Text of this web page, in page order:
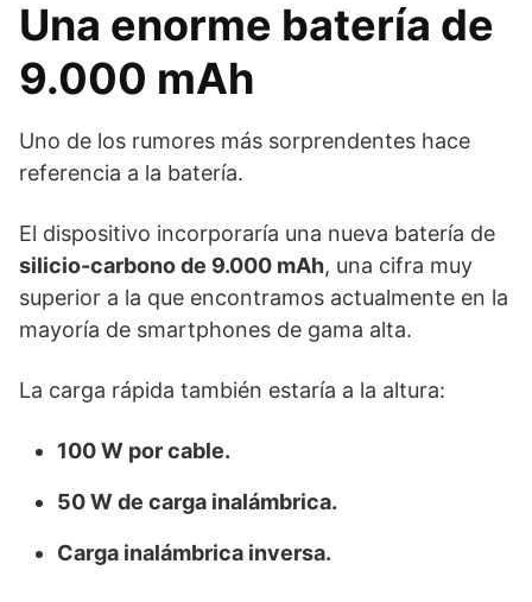
Una enorme batería de
9.000 mAh
Uno de los rumores más sorprendentes hace
referencia a la batería.
El dispositivo incorporaría una nueva batería de
silicio-carbono de 9.000 mAh, una cifra muy
superior a la que encontramos actualmente en la
mayoría de smartphones de gama alta.
La carga rápida también estaría a la altura:
100 W por cable.
50 W de carga inalámbrica.
Carga inalámbrica inversa.